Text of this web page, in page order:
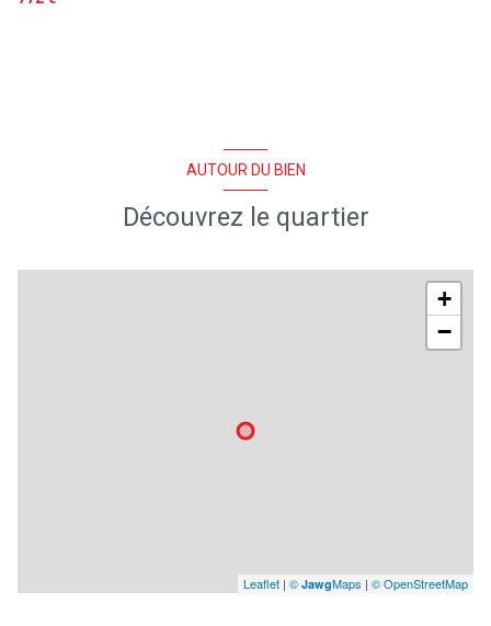
AUTOUR DU BIEN
Découvrez le quartier
+
−
Leaflet | © JawgMaps | © OpenStreetMap